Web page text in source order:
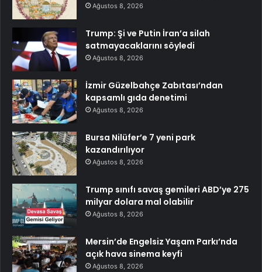
Ağustos 8, 2026
Trump: Şi ve Putin İran’a silah
satmayacaklarını söyledi
Ağustos 8, 2026
İzmir Güzelbahçe Zabıtası’ndan
kapsamlı gıda denetimi
Ağustos 8, 2026
Bursa Nilüfer’e 7 yeni park
kazandırılıyor
Ağustos 8, 2026
Trump sınıfı savaş gemileri ABD’ye 275
milyar dolara mal olabilir
Ağustos 8, 2026
Mersin’de Engelsiz Yaşam Parkı’nda
açık hava sinema keyfi
Ağustos 8, 2026